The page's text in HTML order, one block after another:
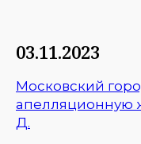
03.11.2023
Московский
апелляционную
Д.